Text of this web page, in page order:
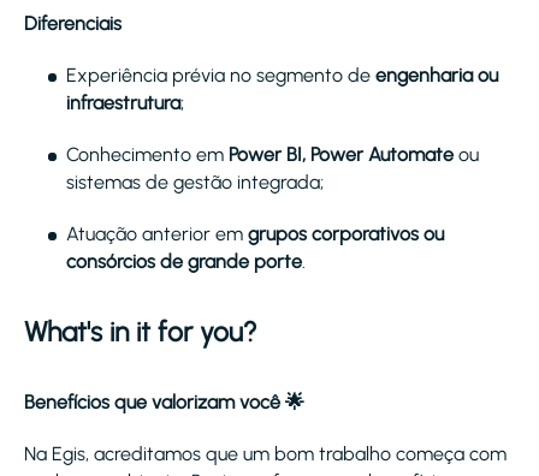
Diferenciais
Experiência prévia no segmento de engenharia ou
infraestrutura;
Conhecimento em Power BI, Power Automate ou
sistemas de gestão integrada;
Atuação anterior em grupos corporativos ou
consórcios de grande porte.
What's in it for you?
Benefícios que valorizam você 🌟
Na Egis, acreditamos que um bom trabalho começa com